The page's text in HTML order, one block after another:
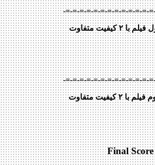
-=-=-=-=-=-=-=-=-=-=-=-=-
کیفیت متفاوت
-=-=-=-=-=-=-=-=-=-=-=-=-
کیفیت متفاوت